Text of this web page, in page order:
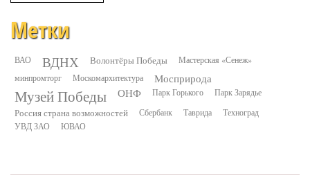
Метки
ВАО ВДНХ Волонтёры Победы
Мастерская «Сенеж»
минпромторг
Москомархитектура Мосприрода
Музей Победы ОНФ Парк Горького Парк Зарядье
Россия страна возможностей Сбербанк Таврида
Техноград
УВД ЗАО
ЮВАО